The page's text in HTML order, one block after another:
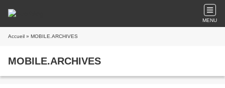
MENU
Accueil » MOBILE.ARCHIVES
MOBILE.ARCHIVES